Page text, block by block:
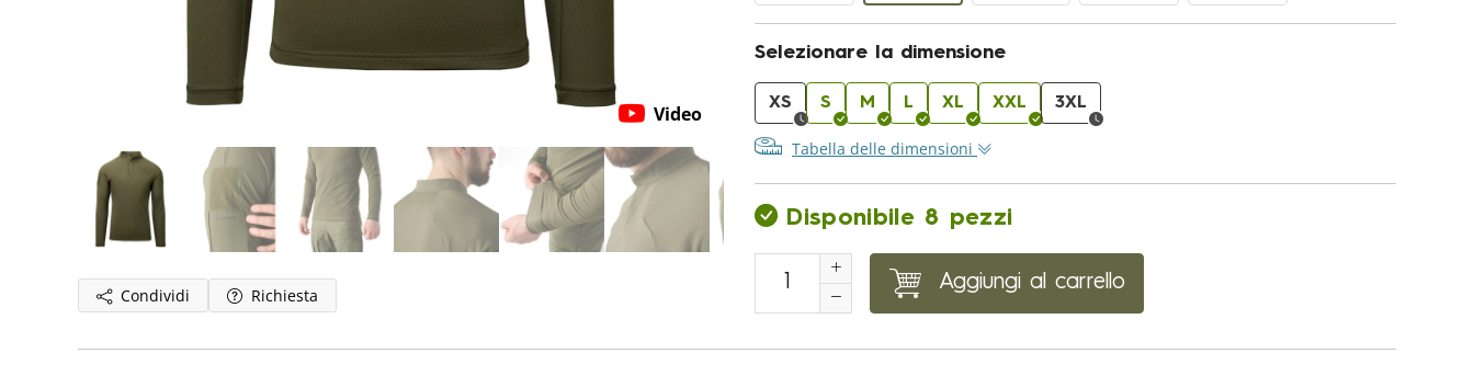
Selezionare la dimensione
XS S M L XL XXL 3XL
Tabella delle dimensioni
Disponibile 8 pezzi
Aggiungi al carrello
Video
Condividi Richiesta